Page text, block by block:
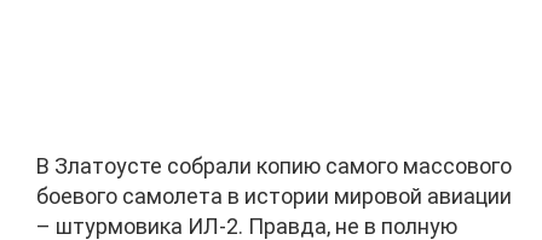
В Златоусте собрали копию самого массового
боевого самолета в истории мировой авиации
– штурмовика ИЛ-2. Правда, не в полную